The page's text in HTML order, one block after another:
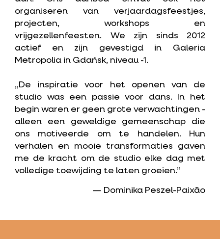
organiseren van verjaardagsfeestjes,
projecten, workshops en
vrijgezellenfeesten. We zijn sinds 2012
actief en zijn gevestigd in Galeria
Metropolia in Gdańsk, niveau -1.
„De inspiratie voor het openen van de
studio was een passie voor dans. In het
begin waren er geen grote verwachtingen -
alleen een geweldige gemeenschap die
ons motiveerde om te handelen. Hun
verhalen en mooie transformaties gaven
me de kracht om de studio elke dag met
volledige toewijding te laten groeien.”
— Dominika Peszel-Paixão